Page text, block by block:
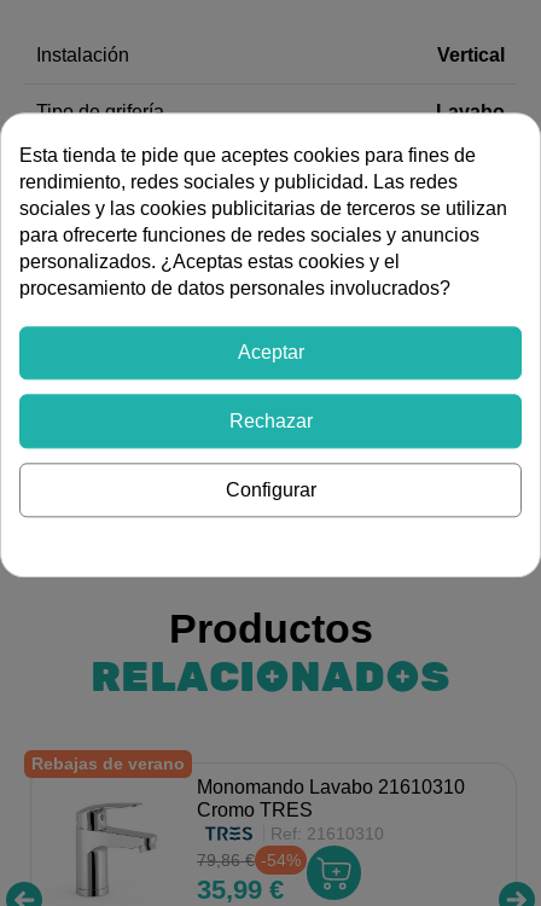
Instalación Vertical
Tipo de grifería Lavabo
DOCUMENTACIÓN
Dibujo de dimensiones
DESCRIPCIÓN
Ver más artículos de
Grifería Grifería para baño
Productos
RELACIONADOS
Rebajas de verano
Monomando Lavabo 21610310
Cromo TRES
Ref: 21610310
79,86 € -54%
35,99 €
Esta tienda te pide que aceptes cookies para fines de
rendimiento, redes sociales y publicidad. Las redes
sociales y las cookies publicitarias de terceros se utilizan
para ofrecerte funciones de redes sociales y anuncios
personalizados. ¿Aceptas estas cookies y el
procesamiento de datos personales involucrados?
Aceptar
Rechazar
Configurar